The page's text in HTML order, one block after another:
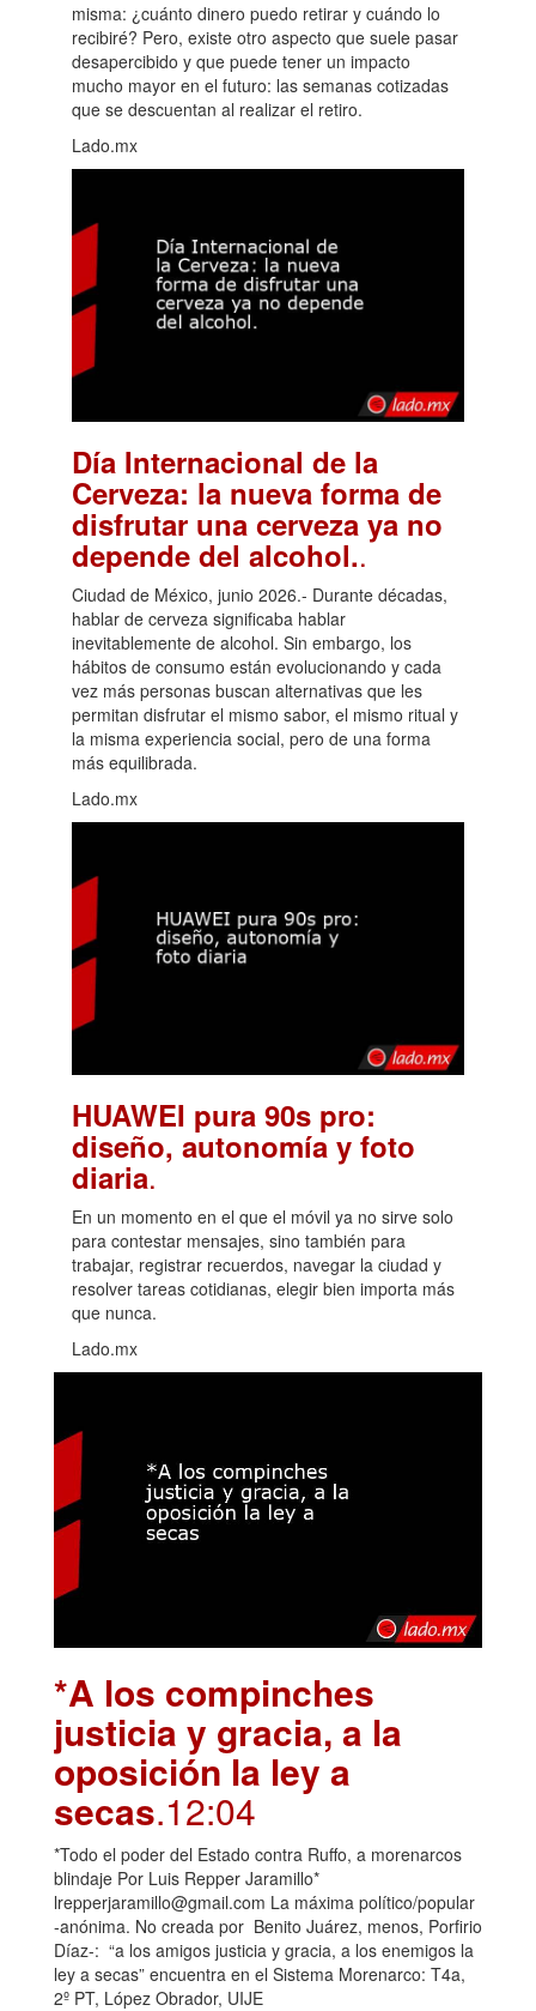
misma: ¿cuánto dinero puedo retirar y cuándo lo
recibiré? Pero, existe otro aspecto que suele pasar
desapercibido y que puede tener un impacto
mucho mayor en el futuro: las semanas cotizadas
que se descuentan al realizar el retiro.
Lado.mx
Día Internacional de la
Cerveza: la nueva forma de
disfrutar una cerveza ya no
depende del alcohol..
Ciudad de México, junio 2026.- Durante décadas,
hablar de cerveza significaba hablar
inevitablemente de alcohol. Sin embargo, los
hábitos de consumo están evolucionando y cada
vez más personas buscan alternativas que les
permitan disfrutar el mismo sabor, el mismo ritual y
la misma experiencia social, pero de una forma
más equilibrada.
Lado.mx
HUAWEI pura 90s pro:
diseño, autonomía y foto
diaria.
En un momento en el que el móvil ya no sirve solo
para contestar mensajes, sino también para
trabajar, registrar recuerdos, navegar la ciudad y
resolver tareas cotidianas, elegir bien importa más
que nunca.
Lado.mx
*A los compinches
justicia y gracia, a la
oposición la ley a
secas.12:04
*Todo el poder del Estado contra Ruffo, a morenarcos
blindaje Por Luis Repper Jaramillo*
lrepperjaramillo@gmail.com La máxima político/popular
-anónima. No creada por Benito Juárez, menos, Porfirio
Díaz-: “a los amigos justicia y gracia, a los enemigos la
ley a secas” encuentra en el Sistema Morenarco: T4a,
2º PT, López Obrador, UIJE